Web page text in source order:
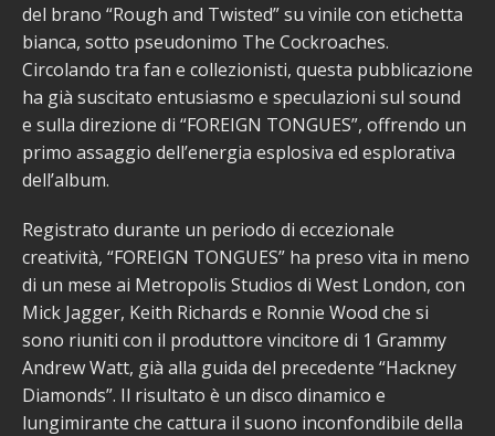
del brano “Rough and Twisted” su vinile con etichetta
bianca, sotto pseudonimo The Cockroaches.
Circolando tra fan e collezionisti, questa pubblicazione
ha già suscitato entusiasmo e speculazioni sul sound
e sulla direzione di “FOREIGN TONGUES”, offrendo un
primo assaggio dell’energia esplosiva ed esplorativa
dell’album.
Registrato durante un periodo di eccezionale
creatività, “FOREIGN TONGUES” ha preso vita in meno
di un mese ai Metropolis Studios di West London, con
Mick Jagger, Keith Richards e Ronnie Wood che si
sono riuniti con il produttore vincitore di 1 Grammy
Andrew Watt, già alla guida del precedente “Hackney
Diamonds”. Il risultato è un disco dinamico e
lungimirante che cattura il suono inconfondibile della